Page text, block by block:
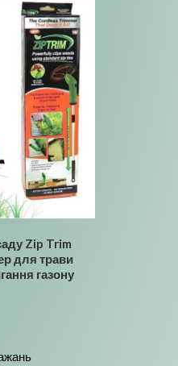
Zip Trim
для трави
газону